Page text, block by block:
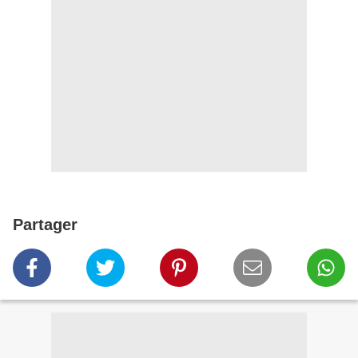
Partager